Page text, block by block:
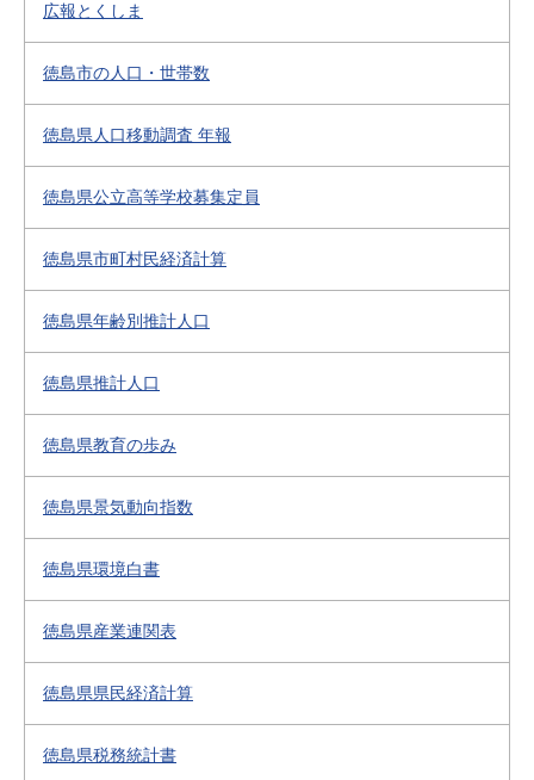
広報とくしま
徳島市の人口・世帯数
徳島県人口移動調査 年報
徳島県公立高等学校募集定員
徳島県市町村民経済計算
徳島県年齢別推計人口
徳島県推計人口
徳島県教育の歩み
徳島県景気動向指数
徳島県環境白書
徳島県産業連関表
徳島県県民経済計算
徳島県税務統計書